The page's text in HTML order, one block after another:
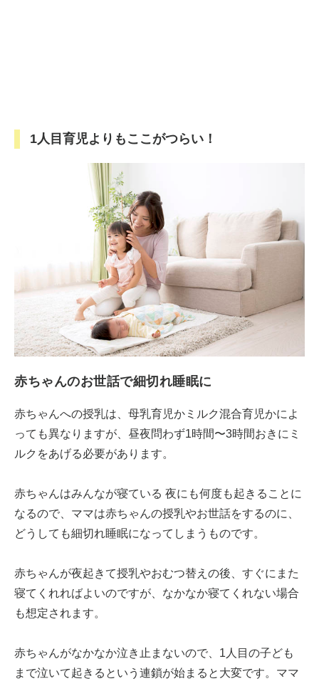
1人目育児よりもここがつらい！
赤ちゃんのお世話で細切れ睡眠に
赤ちゃんへの授乳は、母乳育児かミルク混合育児かによ
っても異なりますが、昼夜問わず1時間〜3時間おきにミ
ルクをあげる必要があります。
赤ちゃんはみんなが寝ている 夜にも何度も起きることに
なるので、ママは赤ちゃんの授乳やお世話をするのに、
どうしても細切れ睡眠になってしまうものです。
赤ちゃんが夜起きて授乳やおむつ替えの後、すぐにまた
寝てくれればよいのですが、なかなか寝てくれない場合
も想定されます。
赤ちゃんがなかなか泣き止まないので、1人目の子ども
まで泣いて起きるという連鎖が始まると大変です。ママ